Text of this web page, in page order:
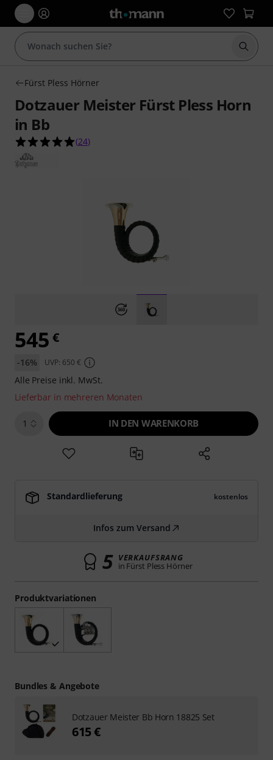
Suche
Fürst Pless Hörner
Dotzauer Meister Fürst Pless Horn
in Bb
5.0 von 5 Sternen aus 24 Kundenbewertungen
(24)
Produktvariationen
545 €
-16% UVP: 650 €
Alle Preise inkl. MwSt.
Lieferbar in mehreren Monaten
1 IN DEN WARENKORB
Standardlieferung kostenlos
Infos zum Versand
5 VERKAUFSRANG
in Fürst Pless Hörner
Bundles & Angebote
Dotzauer Meister Bb Horn 18825 Set
615 €